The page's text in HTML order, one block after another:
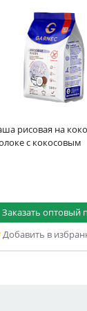
рисовая на
с кокосовым
без глютена,
Заказать оптовый
Добавить в